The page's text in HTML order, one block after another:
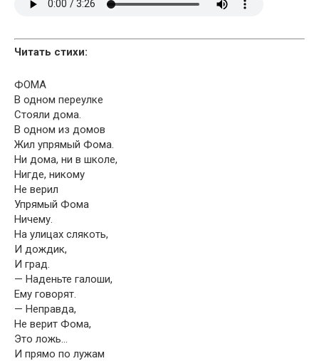
Читать стихи:
ФОМА
В одном переулке
Стояли дома.
В одном из домов
Жил упрямый Фома.
Ни дома, ни в школе,
Нигде, никому
Не верил
Упрямый Фома
Ничему.
На улицах слякоть,
И дождик,
И град.
— Наденьте галоши,
Ему говорят.
— Неправда,
Не верит Фома,
Это ложь…
И прямо по лужам